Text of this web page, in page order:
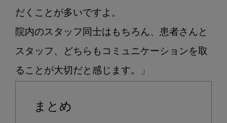
だくことが多いですよ。
院内のスタッフ同士はもちろん、患者さんと
スタッフ、どちらもコミュニケーションを取
まとめ